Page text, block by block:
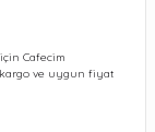
Cafecim
ve uygun fiyat